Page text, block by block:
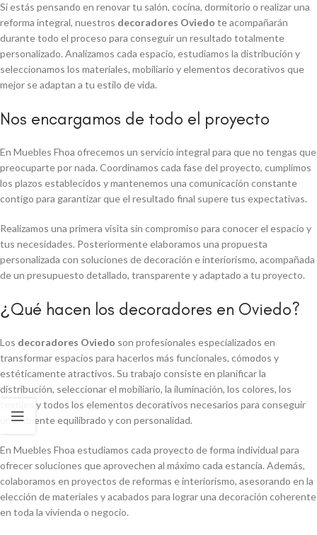
Si estás pensando en renovar tu salón, cocina, dormitorio o realizar una
reforma integral, nuestros decoradores Oviedo te acompañarán
durante todo el proceso para conseguir un resultado totalmente
personalizado. Analizamos cada espacio, estudiamos la distribución y
seleccionamos los materiales, mobiliario y elementos decorativos que
mejor se adaptan a tu estilo de vida.
Nos encargamos de todo el proyecto
En Muebles Fhoa ofrecemos un servicio integral para que no tengas que
preocuparte por nada. Coordinamos cada fase del proyecto, cumplimos
los plazos establecidos y mantenemos una comunicación constante
contigo para garantizar que el resultado final supere tus expectativas.
Realizamos una primera visita sin compromiso para conocer el espacio y
tus necesidades. Posteriormente elaboramos una propuesta
personalizada con soluciones de decoración e interiorismo, acompañada
de un presupuesto detallado, transparente y adaptado a tu proyecto.
¿Qué hacen los decoradores en Oviedo?
Los decoradores Oviedo son profesionales especializados en
transformar espacios para hacerlos más funcionales, cómodos y
estéticamente atractivos. Su trabajo consiste en planificar la
distribución, seleccionar el mobiliario, la iluminación, los colores, los
textiles y todos los elementos decorativos necesarios para conseguir
un ambiente equilibrado y con personalidad.
En Muebles Fhoa estudiamos cada proyecto de forma individual para
ofrecer soluciones que aprovechen al máximo cada estancia. Además,
colaboramos en proyectos de reformas e interiorismo, asesorando en la
elección de materiales y acabados para lograr una decoración coherente
en toda la vivienda o negocio.